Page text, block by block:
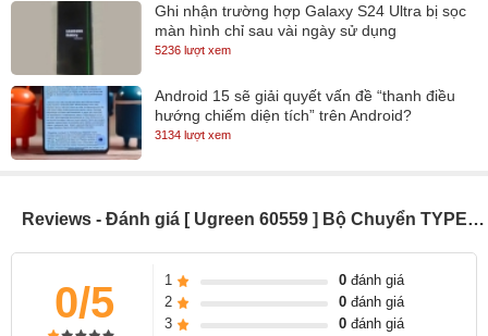
Ghi nhận trường hợp Galaxy S24 Ultra bị sọc
màn hình chỉ sau vài ngày sử dụng
5236 lượt xem
Android 15 sẽ giải quyết vấn đề “thanh điều
hướng chiếm diện tích” trên Android?
3134 lượt xem
Reviews - Đánh giá [ Ugreen 60559 ] Bộ Chuyển TYPE C Pro Hub 4K cho Macbook Pro / Air 16 " / 15" / 13" 100W sạc PD + 4K HDMI +
0/5 1 0đánh giá
2
0đánh giá
3
0đánh giá